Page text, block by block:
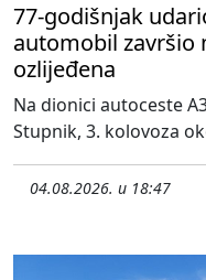
77-godišnjak
automobil završio
ozlijeđena
Na dionici autoceste
Stupnik, 3. kolovoza
04.08.2026. u 18:47